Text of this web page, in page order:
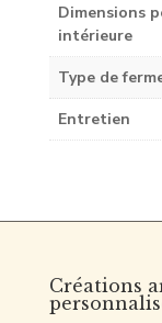
Dimensions
intérieure
Type de
Entretien
Créations